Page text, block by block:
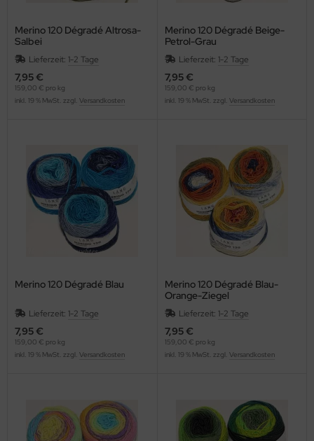
Merino 120 Dégradé Altrosa-
Salbei
Lieferzeit: 1-2 Tage
7,95 €
159,00 € pro kg
inkl. 19 % MwSt. zzgl. Versandkosten
Merino 120 Dégradé Beige-
Petrol-Grau
Lieferzeit: 1-2 Tage
7,95 €
159,00 € pro kg
inkl. 19 % MwSt. zzgl. Versandkosten
Merino 120 Dégradé Blau
Lieferzeit: 1-2 Tage
7,95 €
159,00 € pro kg
inkl. 19 % MwSt. zzgl. Versandkosten
Merino 120 Dégradé Blau-
Orange-Ziegel
Lieferzeit: 1-2 Tage
7,95 €
159,00 € pro kg
inkl. 19 % MwSt. zzgl. Versandkosten